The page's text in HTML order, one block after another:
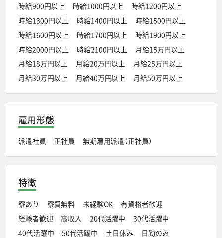
時給900円以上 時給1000円以上
時給1200円以上
時給1300円以上
時給1400円以上
時給1500円以上
時給1600円以上
時給1700円以上
時給1900円以上
時給2000円以上
時給2100円以上
月給15万円以上
月給18万円以上
月給20万円以上
月給25万円以上
月給30万円以上
月給40万円以上 月給50万円以上
雇用形態
派遣社員 正社員 無期雇用派遣（正社員）
特徴
寮あり 寮費無料 未経験OK
有資格者歓迎
経験者歓迎
高収入 20代活躍中
30代活躍中
40代活躍中
50代活躍中 土日休み
日勤のみ